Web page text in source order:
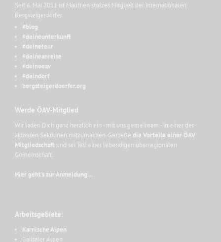
Seit 6. Mai 2011 ist Mauthen stolzes Mitglied der internationalen
Bergsteigerdörfer
#blog
#deineunterkunft
#deinetour
#deineanreise
#deinoeav
#deindorf
bergsteigerdoerfer.org
Werde ÖAV-Mitglied
Wir laden Dich ganz herzlich ein - mit uns gemeinsam - in einer der
aktivsten Sektionen mitzumachen. Genieße die Vorteile einer ÖAV
Mitgliedschaft und sei Teil einer lebendigen überregionalen
Gemeinschaft.
Hier geht's zur Anmeldung ...
Arbeitsgebiete:
Karnische Alpen
Gailtaler Alpen